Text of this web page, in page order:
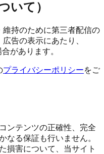
いて）
持のために第三者配信の
告の表示にあたり、
があります。
プライバシーポリシーをご
ンテンツの正確性、完全
なる保証も行いません。
損害について、当サイト